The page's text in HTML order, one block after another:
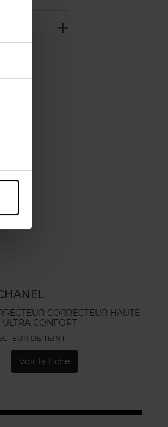
CORRECTEUR HAUTE
ULTRA CONFORT
DE TEINT
Voir la fiche